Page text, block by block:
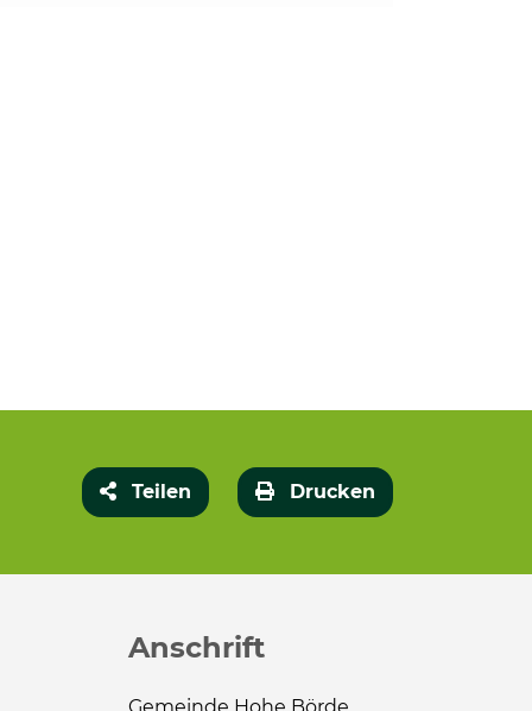
Teilen Drucken
Anschrift